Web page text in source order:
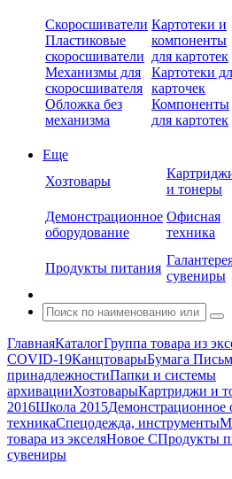
Скоросшиватели
Пластиковые
скоросшиватели
Механизмы для
скоросшивателя
Обложка без
механизма
Картотеки и
компоненты
для картотек
Картотеки
карточек
Компоненты
для картотек
Еще
Хозтовары
и тонеры
Демонстрационное
оборудование
Офисная
техника
Продукты питания
сувениры
ГлавнаяКаталогГруппа товара из
COVID-19КанцтоварыБумага
принадлежностиПапки и системы
архивацииХозтоварыКартриджи и
2016Школа 2015Демонстрационное
техникаСпецодежда, инструменты
товара из экселяНовое СПродукты
сувениры